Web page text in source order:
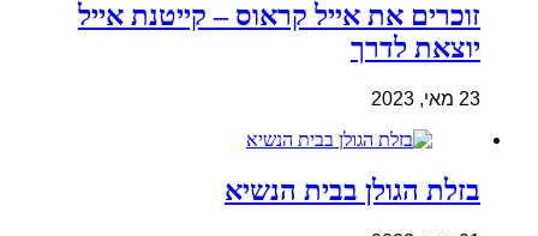
זוכרים את אייל קראוס – קייטנת אייל
יוצאת לדרך
23 מאי, 2023
בזלת הגולן בבית הנשיא